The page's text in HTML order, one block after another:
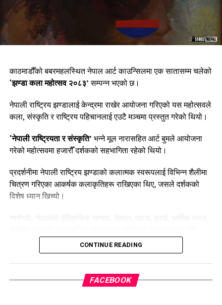
काठमाडौँको बबरमहलस्थित नेपाल आर्ट काउन्सिलमा एक सातासम्म चलेको
‘झण्डा कला महोत्सव २०८३’सम्पन्न भएको छ।
नेपाली राष्ट्रिय झण्डालाई केन्द्रमा राखेर आयोजना गरिएको यस महोत्सवले
कला, संस्कृति र राष्ट्रिय पहिचानलाई एउटै मञ्चमा प्रस्तुत गरेको थियो।
‘नेपाली राष्ट्रियता र संस्कृति’ भन्ने मूल नारासहित आर्ट बुमले आयोजना
गरेको महोत्सवमा हजारौँ दर्शकको सहभागिता रहेको थियो।
प्रदर्शनीमा नेपाली राष्ट्रिय झण्डाको कलात्मक स्वरूपलाई विभिन्न शैलीमा
चित्रण गरिएका आकर्षक कलाकृतिहरू राखिएका थिए, जसले दर्शकको
विशेष ध्यान खिच्यो।
प्रदर्शनीलाई थप विशेष बनाएको थियो।
कलाकारहरूले आफ्ना सिर्जनामार्फत नेपालीपन, राष्ट्रिय एकता र
सांस्कृतिक विविधतालाई जीवन्त रूपमा प्रस्तुत गरेका थिए।
CONTINUE READING
FACEBOOK